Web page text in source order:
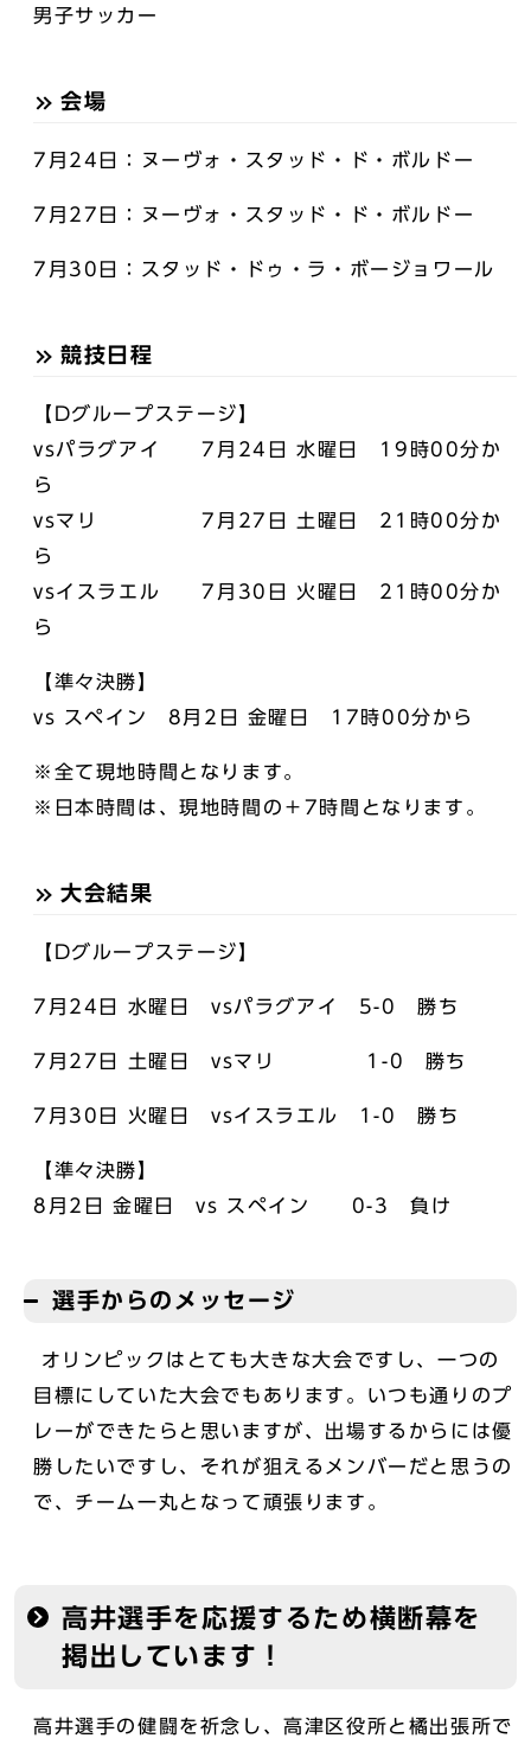
男子サッカー
会場
7月24日：ヌーヴォ・スタッド・ド・ボルドー
7月27日：ヌーヴォ・スタッド・ド・ボルドー
7月30日：スタッド・ドゥ・ラ・ボージョワール
競技日程
【Dグループステージ】
vsパラグアイ 7月24日 水曜日 19時00分か
ら
vsマリ 7月27日 土曜日 21時00分か
ら
vsイスラエル 7月30日 火曜日 21時00分か
ら
【準々決勝】
vs スペイン 8月2日 金曜日 17時00分から
※全て現地時間となります。
※日本時間は、現地時間の＋7時間となります。
大会結果
【Dグループステージ】
7月24日 水曜日 vsパラグアイ 5-0 勝ち
7月27日 土曜日 vsマリ 1-0 勝ち
7月30日 火曜日 vsイスラエル 1-0 勝ち
【準々決勝】
8月2日 金曜日 vs スペイン 0-3 負け
選手からのメッセージ
オリンピックはとても大きな大会ですし、一つの
目標にしていた大会でもあります。いつも通りのプ
レーができたらと思いますが、出場するからには優
勝したいですし、それが狙えるメンバーだと思うの
で、チーム一丸となって頑張ります。
高井選手を応援するため横断幕を
掲出しています！
高井選手の健闘を祈念し、高津区役所と橘出張所で